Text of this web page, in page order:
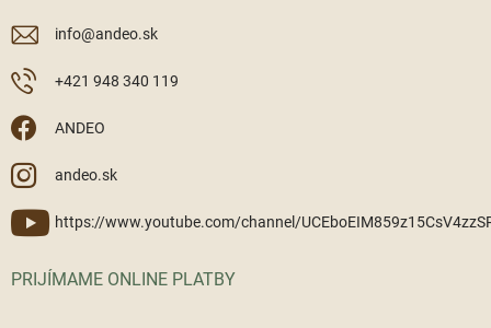
info@andeo.sk
+421 948 340 119
ANDEO
andeo.sk
https://www.youtube.com/channel/
PRIJÍMAME ONLINE PLATBY